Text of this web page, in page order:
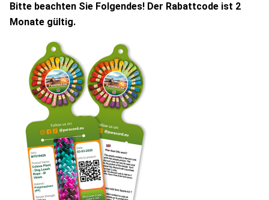
Bitte beachten Sie Folgendes! Der Rabattcode ist 2
Monate gültig.